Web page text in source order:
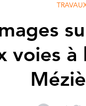
voies à